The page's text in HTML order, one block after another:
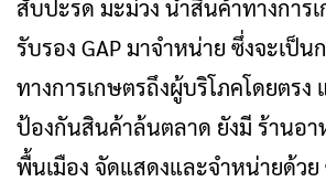
สับปะรด มะม่วง นำสินค้าทางการ
รับรอง GAP มาจำหน่าย ซึ่งจะเป็น
ทางการเกษตรถึงผู้บริโภคโดยตรง
ป้องกันสินค้าล้นตลาด ยังมี ร้านอา
พื้นเมือง จัดแสดงและจำหน่ายด้วย